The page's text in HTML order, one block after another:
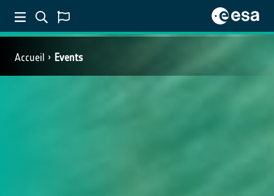
Accueil Events